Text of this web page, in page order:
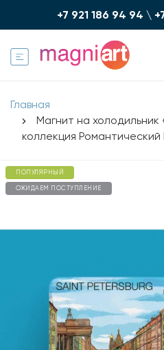
+7 921 186 94 94 \
Главная
Магнит на холодильник
коллекция
ПОПУЛЯРНЫЙ
ОЖИДАЕМ ПОСТУПЛЕНИЕ